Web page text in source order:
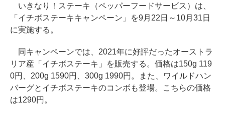
いきなり！ステーキ（ペッパーフードサービス）は、
「イチボステーキキャンペーン」を9月22日～10月31日
に実施する。
同キャンペーンでは、2021年に好評だったオーストラ
リア産「イチボステーキ」を販売する。価格は150g 119
0円、200g 1590円、300g 1990円。また、ワイルドハン
バーグとイチボステーキのコンボも登場。こちらの価格
は1290円。